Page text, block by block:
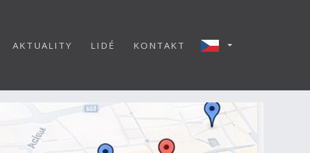
AKTUALITY LIDÉ KONTAKT